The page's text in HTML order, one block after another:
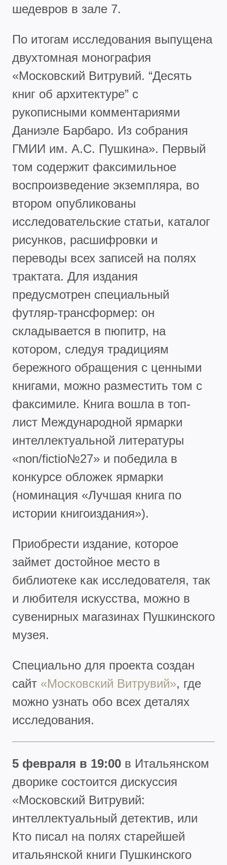
шедевров в зале 7.
По итогам исследования выпущена
двухтомная монография
«Московский Витрувий. “Десять
книг об архитектуре” с
рукописными комментариями
Даниэле Барбаро. Из собрания
ГМИИ им. А.С. Пушкина». Первый
том содержит факсимильное
воспроизведение экземпляра, во
втором опубликованы
исследовательские статьи, каталог
рисунков, расшифровки и
переводы всех записей на полях
трактата. Для издания
предусмотрен специальный
футляр-трансформер: он
складывается в пюпитр, на
котором, следуя традициям
бережного обращения с ценными
книгами, можно разместить том с
факсимиле. Книга вошла в топ-
лист Международной ярмарки
интеллектуальной литературы
«non/fictio№27» и победила в
конкурсе обложек ярмарки
(номинация «Лучшая книга по
истории книгоиздания»).
Приобрести издание, которое
займет достойное место в
библиотеке как исследователя, так
и любителя искусства, можно в
сувенирных магазинах Пушкинского
музея.
Специально для проекта создан
сайт «Московский Витрувий», где
можно узнать обо всех деталях
исследования.
5 февраля в 19:00 в Итальянском
дворике состоится дискуссия
«Московский Витрувий:
интеллектуальный детектив, или
Кто писал на полях старейшей
итальянской книги Пушкинского